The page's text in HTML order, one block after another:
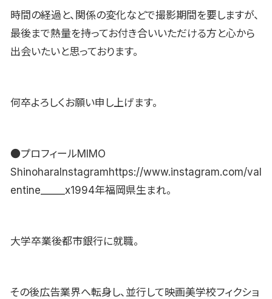
時間の経過と、関係の変化などで撮影期間を要しますが、
最後まで熱量を持ってお付き合いいただける方と心から
出会いたいと思っております。
何卒よろしくお願い申し上げます。
●プロフィールMIMO
ShinoharaInstagramhttps://www.instagram.com/val
entine_____x1994年福岡県生まれ。
大学卒業後都市銀行に就職。
その後広告業界へ転身し、並行して映画美学校フィクショ